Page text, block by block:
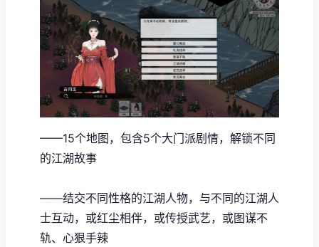
——15个地图，包含5个大门派剧情，解锁不同
的江湖故事
——结交不同性格的江湖人物，与不同的江湖人
士互动，或红尘相伴，或传授武艺，或图谋不
轨、心狠手辣